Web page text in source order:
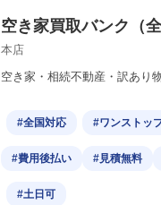
空き家買取バンク（全
本店
空き家・相続不動産・訳あり
#全国対応 #ワンストッ
#費用後払い #見積無料
#土日可